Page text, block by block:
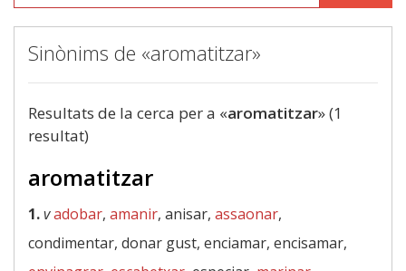
Sinònims de «aromatitzar»
Resultats de la cerca per a «aromatitzar» (1
resultat)
aromatitzar
1.vadobar, amanir, anisar, assaonar,
condimentar, donar gust, enciamar, encisamar,